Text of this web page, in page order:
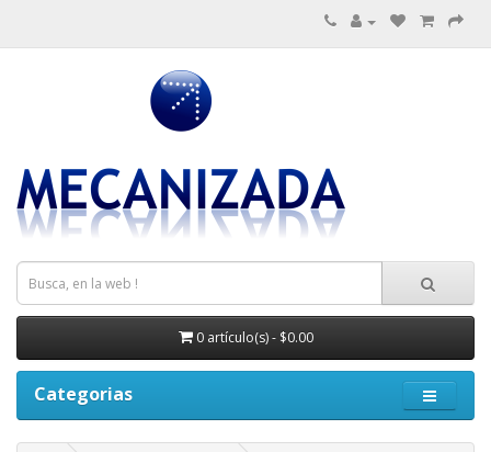
0 artículo(s) - $0.00
Categorias